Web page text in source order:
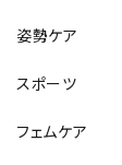
姿勢ケア
スポーツ
フェムケア